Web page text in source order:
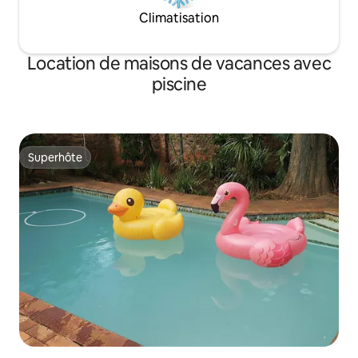
Climatisation
Location de maisons de vacances avec
piscine
Superhôte
Superhôte